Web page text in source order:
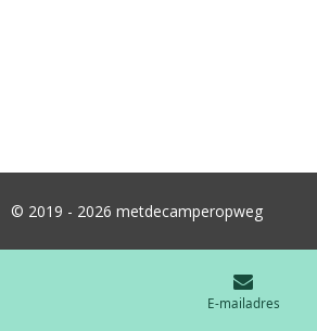
© 2019 - 2026 metdecamperopweg
E-mailadres